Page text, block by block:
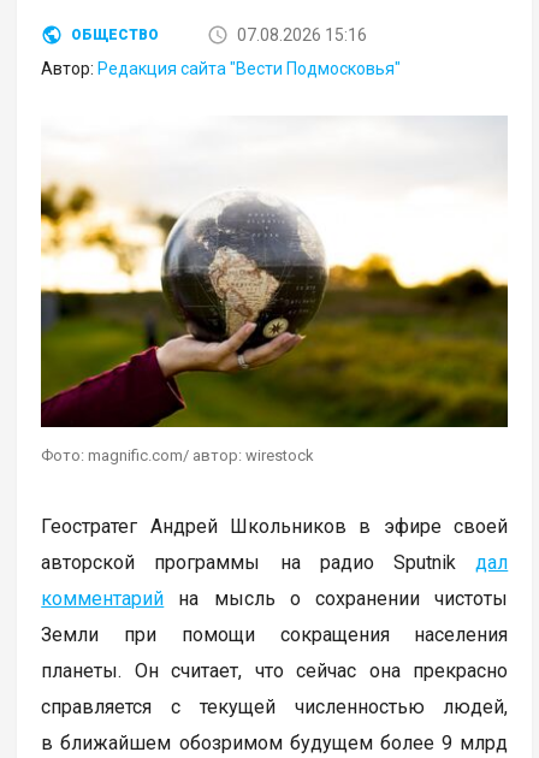
ОБЩЕСТВО
07.08.2026 15:16
Автор: Редакция сайта "Вести Подмосковья"
Фото: magnific.com/ автор: wirestock
Геостратег Андрей Школьников в эфире своей
авторской программы на радио Sputnikдал
комментарий на мысль о сохранении чистоты
Земли при помощи сокращения населения
планеты. Он считает, что сейчас она прекрасно
справляется с текущей численностью людей,
в ближайшем обозримом будущем более 9 млрд